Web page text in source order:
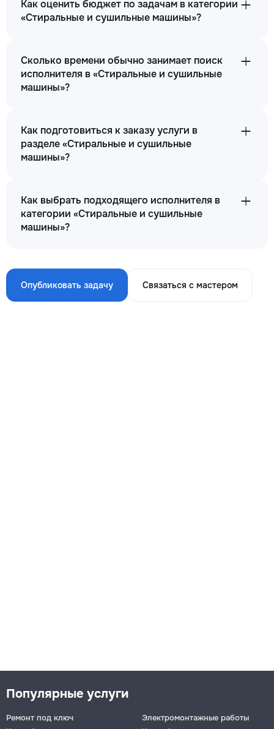
Как оценить бюджет по задачам в категории
«Стиральные и сушильные машины»?
Сколько времени обычно занимает поиск
исполнителя в «Стиральные и сушильные
машины»?
Как подготовиться к заказу услуги в
разделе «Стиральные и сушильные
машины»?
Как выбрать подходящего исполнителя в
категории «Стиральные и сушильные
машины»?
Опубликовать задачу Связаться с мастером
Популярные услуги
Ремонт под ключ
Электромонтажные работы